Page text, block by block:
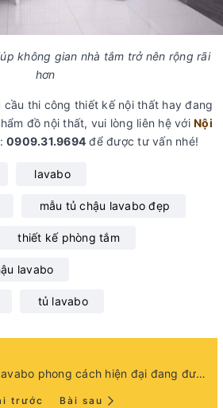
không gian nhà tắm trở nên rộng rãi
hơn
cầu thi công thiết kế nội thất hay đang
đồ nội thất, vui lòng liên hệ với Nội
0909.31.9694 để được tư vấn nhé!
lavabo
mẫu tủ chậu lavabo đẹp
thiết kế phòng tắm
lavabo
tủ lavabo
TOP 10 Mẫu tủ chậu Lavabo phong cách hiện đại đang được ưa chuộng
trước Bài sau